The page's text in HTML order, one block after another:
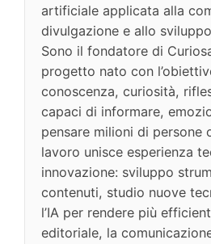
artificiale applicata alla
divulgazione e allo
Sono il fondatore di
progetto nato con
conoscenza, curiosità,
capaci di informare,
pensare milioni di persone
lavoro unisce esperienza
innovazione: sviluppo
contenuti, studio nuove
l’IA per rendere più
editoriale, la